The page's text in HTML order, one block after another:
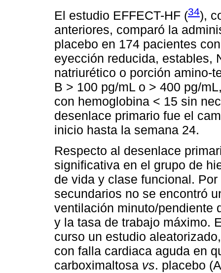
El estudio EFFECT-HF (34),
anteriores, comparó la
placebo en 174 pacientes
eyección reducida, estables,
natriurético o porción amino-
B > 100 pg/mL o > 400 pg/
con hemoglobina < 15 sin
desenlace primario fue el
inicio hasta la semana 24.
Respecto al desenlace
significativa en el grupo de
de vida y clase funcional.
secundarios no se encontró
ventilación minuto/pendiente
y la tasa de trabajo máximo.
curso un estudio
con falla cardiaca aguda en
carboximaltosa vs. placebo